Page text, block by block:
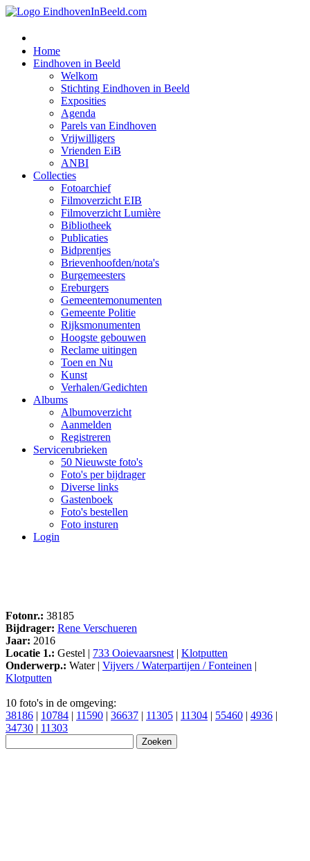
Home
Eindhoven in Beeld
Welkom
Stichting Eindhoven in Beeld
Exposities
Agenda
Parels van Eindhoven
Vrijwilligers
Vrienden EiB
ANBI
Collecties
Fotoarchief
Filmoverzicht EIB
Filmoverzicht Lumière
Bibliotheek
Publicaties
Bidprentjes
Brievenhoofden/nota's
Burgemeesters
Ereburgers
Gemeentemonumenten
Gemeente Politie
Rijksmonumenten
Hoogste gebouwen
Reclame uitingen
Toen en Nu
Kunst
Verhalen/Gedichten
Albums
Albumoverzicht
Aanmelden
Registreren
Servicerubrieken
50 Nieuwste foto's
Foto's per bijdrager
Diverse links
Gastenboek
Foto's bestellen
Foto insturen
Login
Fotonr.: 38185
Bijdrager: Rene Verschueren
Jaar: 2016
Locatie 1.: Gestel | 733 Ooievaarsnest | Klotputten
Onderwerp.: Water | Vijvers / Waterpartijen / Fonteinen |
Klotputten
10 foto's in de omgeving:
38186 | 10784 | 11590 | 36637 | 11305 | 11304 | 55460 | 4936 |
34730 | 11303